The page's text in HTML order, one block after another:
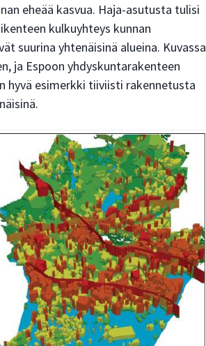
eheää kasvua. Haja-asutusta tulisi
kulkuyhteys kunnan
suurina yhtenäisinä alueina. Kuvassa
ja Espoon yhdyskuntarakenteen
hyvä esimerkki tiiviisti rakennetusta